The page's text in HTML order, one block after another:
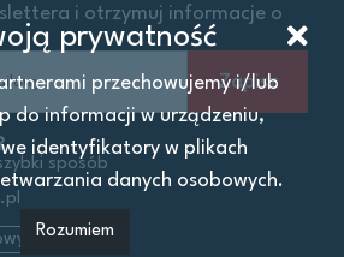
i otrzymuj informacje o
Zapisz
sposób
prywatność
przechowujemy i/lub
do informacji w urządzeniu,
identyfikatory w plikach
danych osobowych.
Rozumiem